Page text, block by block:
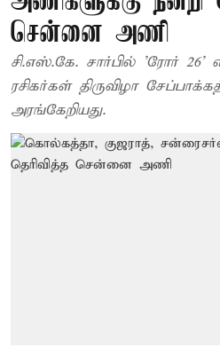
சென்னை அணி
சி.எஸ்.கே. சார்பில் 'ரோர் 26'
ரசிகர்கள் திருவிழா
அரங்கேறியது.